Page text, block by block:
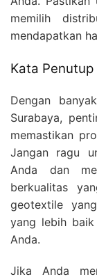
memilih
mendapatkan
Kata Penutup
Dengan
Surabaya,
memastikan
Jangan ragu
Anda dan
berkualitas
geotextile
yang lebih
Anda.
Jika Anda